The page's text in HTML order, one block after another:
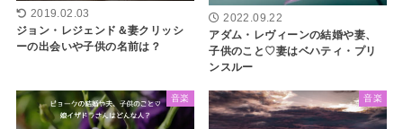
2019.02.03
ジョン・レジェンド＆妻クリッシ
ーの出会いや子供の名前は？
2022.09.22
アダム・レヴィーンの結婚や妻、
子供のこと♡妻はベハティ・プリ
ンスルー
音楽 音楽